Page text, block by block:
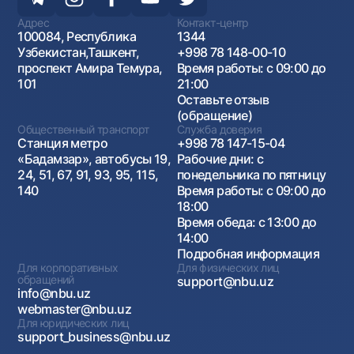
Адрес
100084, Республика
Узбекистан,Ташкент,
проспект Амира Темура,
101
Контакт-центр
1344
+998 78 148-00-10
Время работы: с 09:00 до
21:00
Оставьте отзыв
(обращение)
Общественный транспорт
Станция метро
«Бадамзар», автобусы 19,
24, 51, 67, 91, 93, 95, 115,
140
Служба доверия
+998 78 147-15-04
Рабочие дни: с
понедельника по пятницу
Время работы: с 09:00 до
18:00
Время обеда: с 13:00 до
14:00
Подробная информация
Для корпоративных
обращений
info@nbu.uz
webmaster@nbu.uz
Для физических лиц
support@nbu.uz
Для юридических лиц
support_business@nbu.uz